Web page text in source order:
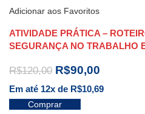
Adicionar aos Favoritos
ATIVIDADE PRÁTICA –
SEGURANÇA NO TRABALHO
R$120,00 R$90,00
Em até 12x de R$10,69
Comprar